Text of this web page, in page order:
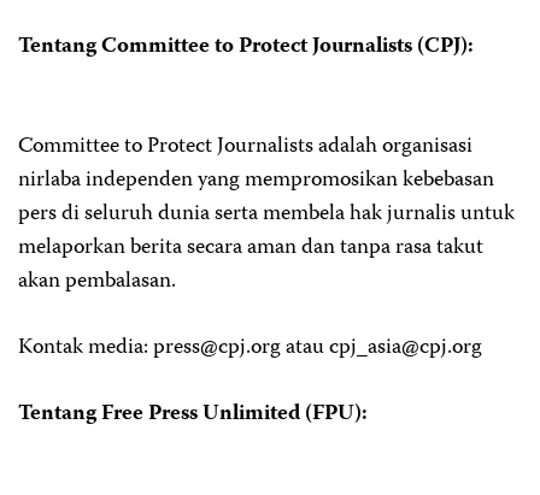
Tentang Committee to Protect Journalists (CPJ):
Committee to Protect Journalists adalah organisasi
nirlaba independen yang mempromosikan kebebasan
pers di seluruh dunia serta membela hak jurnalis untuk
melaporkan berita secara aman dan tanpa rasa takut
akan pembalasan.
Kontak media:press@cpj.orgataucpj_asia@cpj.org
Tentang Free Press Unlimited (FPU):